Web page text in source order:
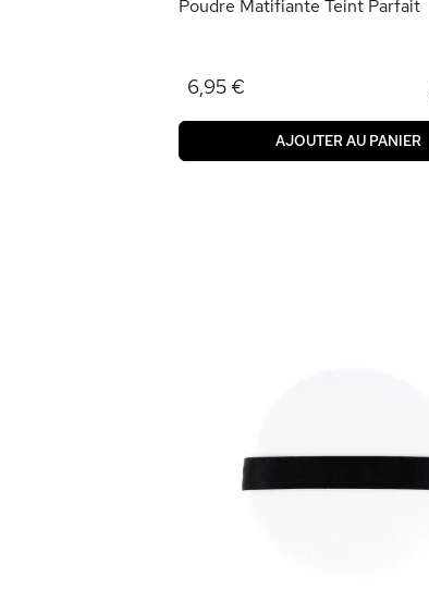
Poudre Matifiante Teint Parfait
6,95 €
AJOUTER AU PANIER